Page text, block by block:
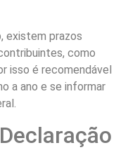
existem prazos
como
isso é recomendável
a ano e se informar